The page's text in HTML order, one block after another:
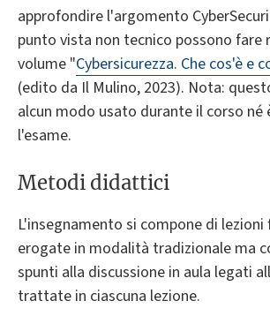
approfondire l'argomento
punto vista non tecnico possono
volume "Cybersicurezza. Che cos'è e
(edito da Il Mulino, 2023). Nota:
alcun modo usato durante il corso né
l'esame.
Metodi didattici
L'insegnamento si compone di
erogate in modalità tradizionale ma
spunti alla discussione in aula legati
trattate in ciascuna lezione.